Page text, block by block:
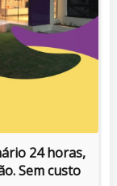
24 horas,
Sem custo